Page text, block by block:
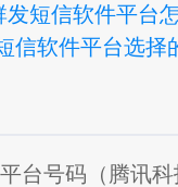
发短信软件平台
信软件平台选择
台号码（腾讯